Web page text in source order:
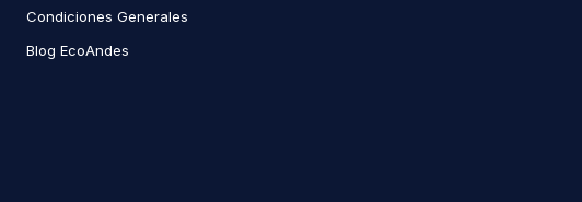
Condiciones Generales
Blog EcoAndes